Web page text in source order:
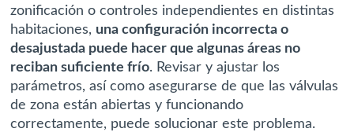
zonificación o controles independientes en distintas
habitaciones, una configuración incorrecta o
desajustada puede hacer que algunas áreas no
reciban suficiente frío. Revisar y ajustar los
parámetros, así como asegurarse de que las válvulas
de zona están abiertas y funcionando
correctamente, puede solucionar este problema.